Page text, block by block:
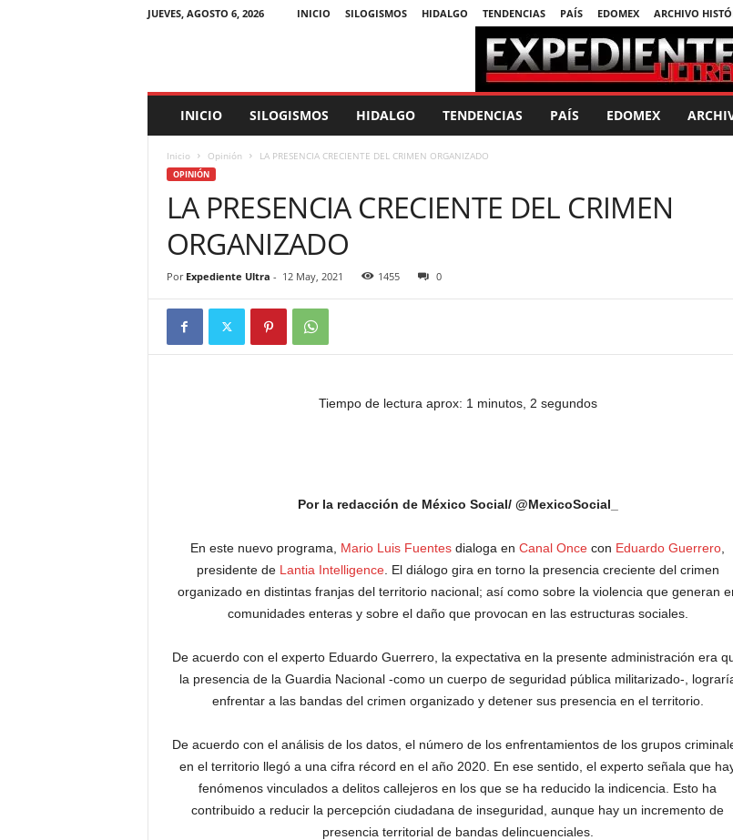
JUEVES, AGOSTO 6, 2026 INICIO SILOGISMOS HIDALGO TENDENCIAS PAÍS EDOMEX ARCHIVO
p
INICIO SILOGISMOS HIDALGO TENDENCIAS PAÍS EDOMEX
Inicio Opinión LA PRESENCIA CRECIENTE DEL CRIMEN ORGANIZADO
OPINIÓN
LA PRESENCIA CRECIENTE DEL CRIMEN
ORGANIZADO
Por Expediente Ultra - 12 May, 2021 1455 0
Tiempo de lectura aprox: 1 minutos, 2 segundos
Por la redacción de México Social/ @MexicoSocial_
En este nuevo programa, Mario Luis Fuentes dialoga en Canal Once con Eduardo Guerrero
presidente de Lantia Intelligence. El diálogo gira en torno la presencia creciente del crimen
organizado en distintas franjas del territorio nacional; así como sobre la violencia que generan
comunidades enteras y sobre el daño que provocan en las estructuras sociales.
De acuerdo con el experto Eduardo Guerrero, la expectativa en la presente administración era
la presencia de la Guardia Nacional -como un cuerpo de seguridad pública militarizado-,
enfrentar a las bandas del crimen organizado y detener sus presencia en el territorio.
De acuerdo con el análisis de los datos, el número de los enfrentamientos de los grupos
en el territorio llegó a una cifra récord en el año 2020. En ese sentido, el experto señala que
fenómenos vinculados a delitos callejeros en los que se ha reducido la indicencia. Esto ha
contribuido a reducir la percepción ciudadana de inseguridad, aunque hay un incremento de
presencia territorial de bandas delincuenciales.